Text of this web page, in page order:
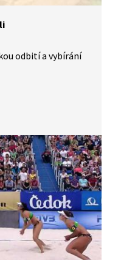
odbití a vybírání